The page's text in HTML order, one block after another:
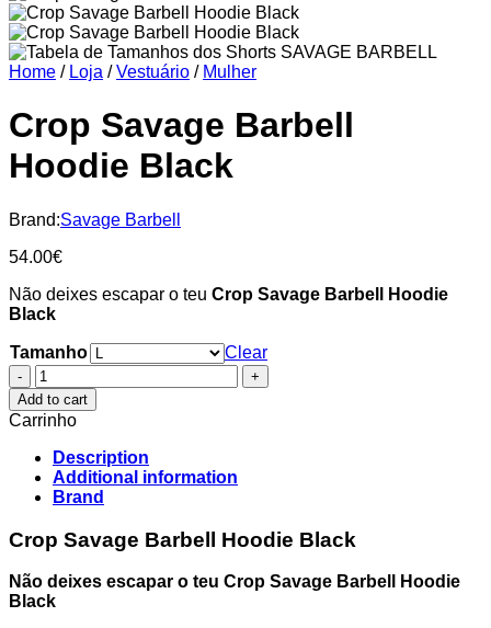
Home / Loja / Vestuário / Mulher
Crop Savage Barbell
Hoodie Black
Brand:Savage Barbell
54.00€
Não deixes escapar o teu Crop Savage Barbell Hoodie
Black
Tamanho
Clear
Crop
Savage
Barbell
Hoodie
Black
quantity
Add to cart
Carrinho
Description
Additional information
Brand
Crop Savage Barbell Hoodie Black
Não deixes escapar o teu Crop Savage Barbell Hoodie
Black